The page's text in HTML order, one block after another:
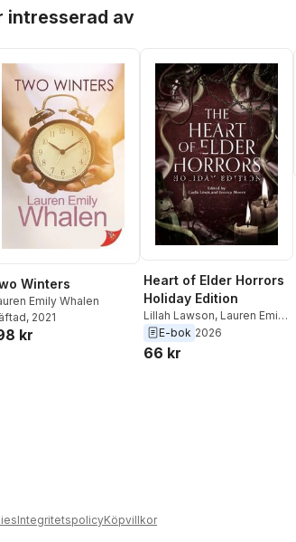
intresserad av
Winters
Emily Whalen
, 2021
kr
Heart of Elder Horrors
Holiday Edition
Lillah Lawson, Lauren Emily
Whalen,Jessica Cranberry
C. Vonzale Lewis
E-bok 2026
66 kr
IntegritetspolicyKöpvillkor